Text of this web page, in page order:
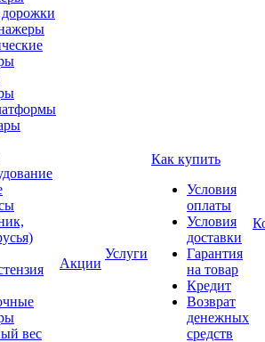
вес
Акции
Услуги
Как купить
Условия
оплаты
Условия
доставки
Гарантия
на товар
Кредит
Возврат
денежных
средств